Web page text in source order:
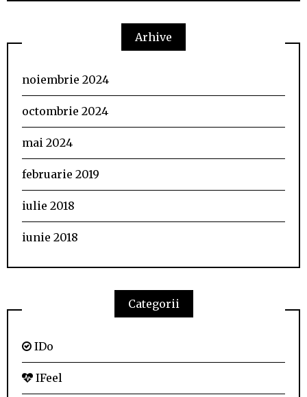
Arhive
noiembrie 2024
octombrie 2024
mai 2024
februarie 2019
iulie 2018
iunie 2018
Categorii
IDo
IFeel